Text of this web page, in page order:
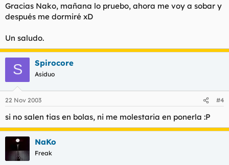
Gracias Nako, mañana lo pruebo, ahora me voy a sobar y
después me dormiré xD
Un saludo.
S Spirocore
Asiduo
22 Nov 2003 #4
si no salen tias en bolas, ni me molestaria en ponerla :P
NaKo
Freak